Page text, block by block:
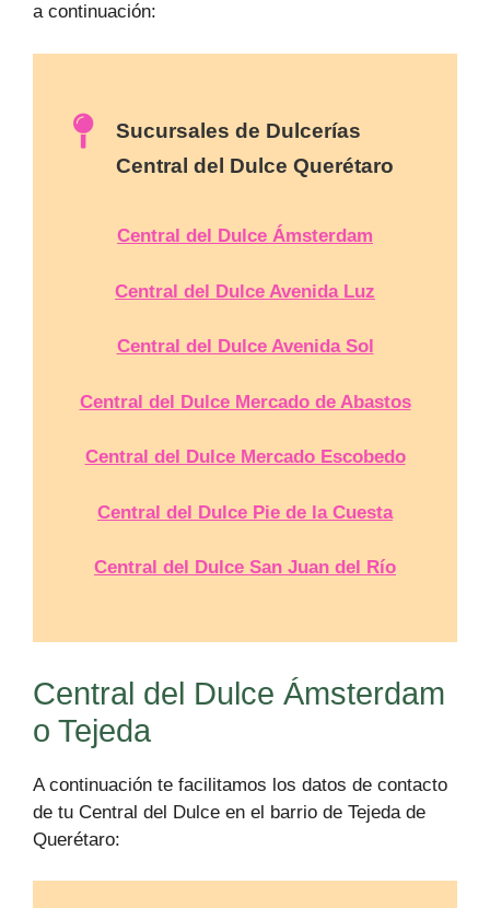
a continuación:
Sucursales de Dulcerías
Central del Dulce Querétaro
Central del Dulce Ámsterdam
Central del Dulce Avenida Luz
Central del Dulce Avenida Sol
Central del Dulce Mercado de Abastos
Central del Dulce Mercado Escobedo
Central del Dulce Pie de la Cuesta
Central del Dulce San Juan del Río
Central del Dulce Ámsterdam
o Tejeda
A continuación te facilitamos los datos de contacto
de tu Central del Dulce en el barrio de Tejeda de
Querétaro: